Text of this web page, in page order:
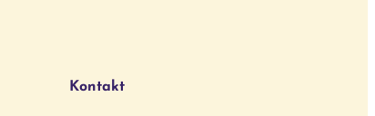
Kontakt